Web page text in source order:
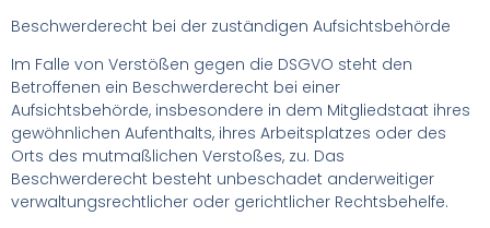
Beschwerderecht bei der zuständigen Aufsichtsbehörde
Im Falle von Verstößen gegen die DSGVO steht den
Betroffenen ein Beschwerderecht bei einer
Aufsichtsbehörde, insbesondere in dem Mitgliedstaat ihres
gewöhnlichen Aufenthalts, ihres Arbeitsplatzes oder des
Orts des mutmaßlichen Verstoßes, zu. Das
Beschwerderecht besteht unbeschadet anderweitiger
verwaltungsrechtlicher oder gerichtlicher Rechtsbehelfe.